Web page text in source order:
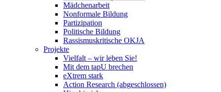
Mädchenarbeit
Nonformale Bildung
Partizipation
Politische Bildung
Rassismuskritische OKJA
Projekte
Vielfalt – wir leben Sie!
Mit dem tapU brechen
eXtrem stark
Action Research (abgeschlossen)